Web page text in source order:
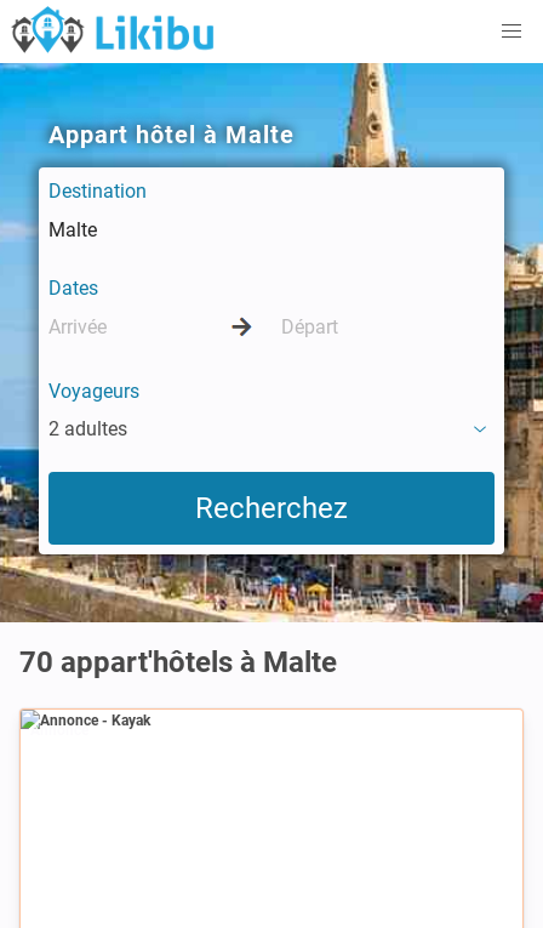
Appart hôtel à Malte
Destination
Dates
Voyageurs
2 adultes
70 appart'hôtels à Malte
Annonce